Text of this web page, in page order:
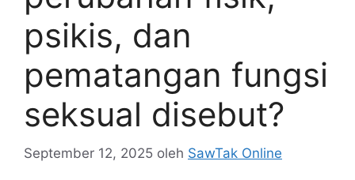
psikis, dan
pematangan fungsi
seksual disebut?
September 12, 2025 oleh SawTak Online